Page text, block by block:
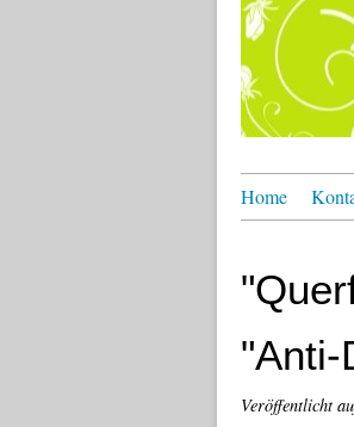
Home
"Anti-
Veröffentlicht